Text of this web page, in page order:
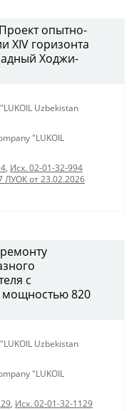
опытно-
XIV горизонта
Ходжи-
Uzbekistan
"LUKOIL
, Исх. 02-01-32-994
ЛУОК от 23.02.2026
с
мощностью 820
Uzbekistan
"LUKOIL
, Исх. 02-01-32-1129